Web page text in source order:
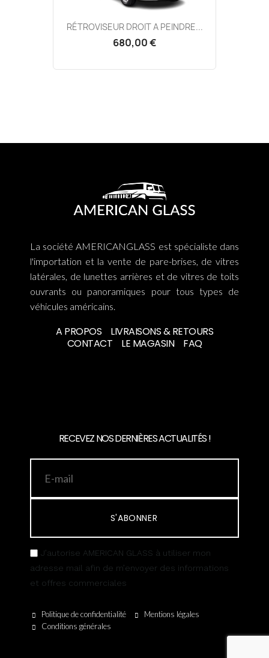
RÉTROVISEUR DROIT A PEINDRE...
680,00 €
La société AMERICANGLASS est spécialiste dans
l'importation et la vente de pare-brises, de vitres
latérales, de lunettes arrières et de vitres de toits
ouvrants ou panoramiques pour tous types de
véhicules américains.
A PROPOS
LIVRAISONS & RETOURS
CONTACT
LE MAGASIN FAQ
RECEVEZ NOS DERNIÈRES ACTUALITÉS !
S'ABONNER
J’autorise AMERICAN GLASS à utiliser mon
adresse mail afin de m’envoyer des informations
et offres commerciales
Politique de confidentialité
Mentions légales
Conditions générales